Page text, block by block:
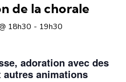
de la chorale
18h30 - 19h30
adoration avec des
autres animations